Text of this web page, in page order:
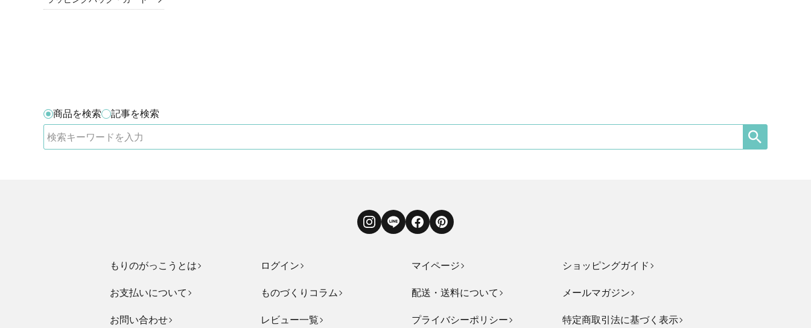
商品を検索 記事を検索
Instagram
LINE FacebookPinterest
もりのがっこうとは ログイン マイページ ショッピングガイド
お支払いについて ものづくりコラム 配送・送料について メールマガジン
お問い合わせ レビュー一覧 プライバシーポリシー 特定商取引法に基づく表示